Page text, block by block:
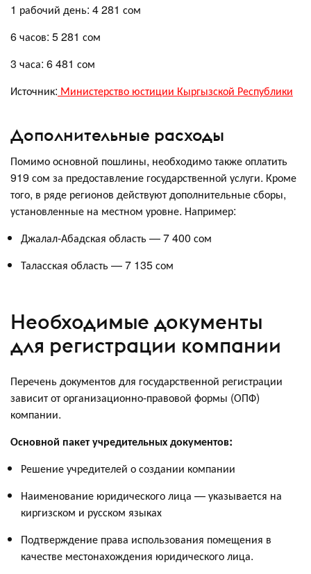
1 рабочий день: 4 281 сом
6 часов: 5 281 сом
3 часа: 6 481 сом
Источник: Министерство юстиции Кыргызской Республики
Дополнительные расходы
Помимо основной пошлины, необходимо также оплатить
919 сом за предоставление государственной услуги. Кроме
того, в ряде регионов действуют дополнительные сборы,
установленные на местном уровне. Например:
Джалал-Абадская область — 7 400 сом
Таласская область — 7 135 сом
Необходимые документы
для регистрации компании
Перечень документов для государственной регистрации
зависит от организационно-правовой формы (ОПФ)
компании.
Основной пакет учредительных документов:
Решение учредителей о создании компании
Наименование юридического лица — указывается на
киргизском и русском языках
Подтверждение права использования помещения в
качестве местонахождения юридического лица.